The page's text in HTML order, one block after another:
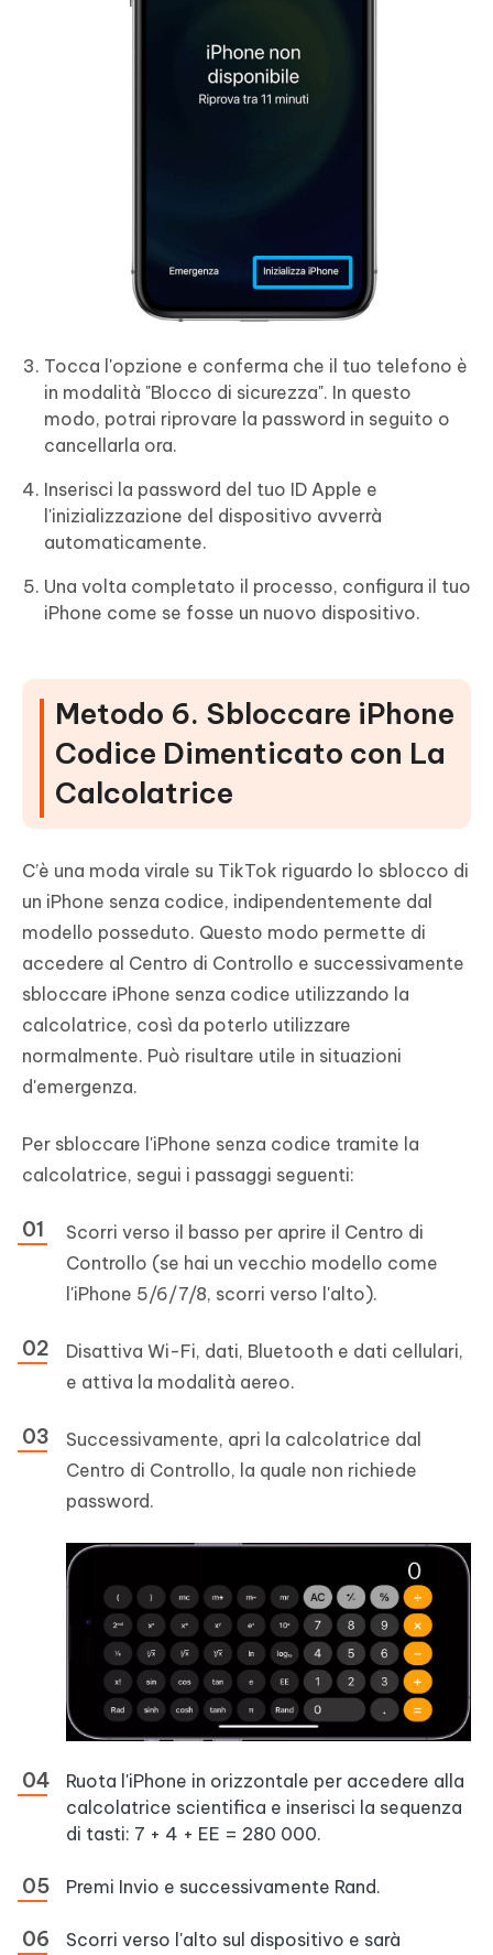
Tocca l'opzione e conferma che il tuo telefono è
in modalità "Blocco di sicurezza". In questo
modo, potrai riprovare la password in seguito o
cancellarla ora.
Inserisci la password del tuo ID Apple e
l'inizializzazione del dispositivo avverrà
automaticamente.
Una volta completato il processo, configura il tuo
iPhone come se fosse un nuovo dispositivo.
Metodo 6. Sbloccare iPhone
Codice Dimenticato con La
Calcolatrice
C’è una moda virale su TikTok riguardo lo sblocco di
un iPhone senza codice, indipendentemente dal
modello posseduto. Questo modo permette di
accedere al Centro di Controllo e successivamente
sbloccare iPhone senza codice utilizzando la
calcolatrice, così da poterlo utilizzare
normalmente. Può risultare utile in situazioni
d'emergenza.
Per sbloccare l'iPhone senza codice tramite la
calcolatrice, segui i passaggi seguenti:
Scorri verso il basso per aprire il Centro di
Controllo (se hai un vecchio modello come
l'iPhone 5/6/7/8, scorri verso l'alto).
Disattiva Wi-Fi, dati, Bluetooth e dati cellulari,
e attiva la modalità aereo.
Successivamente, apri la calcolatrice dal
Centro di Controllo, la quale non richiede
password.
Ruota l'iPhone in orizzontale per accedere alla
calcolatrice scientifica e inserisci la sequenza
di tasti: 7 + 4 + EE = 280 000.
Premi Invio e successivamente Rand.
Scorri verso l'alto sul dispositivo e sarà